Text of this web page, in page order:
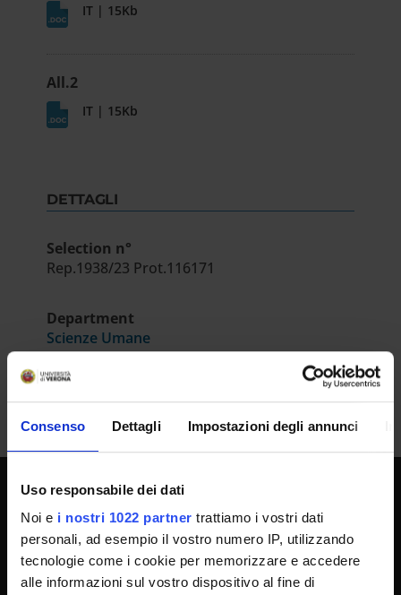
Consenso Dettagli Impostazioni degli annunci
Uso responsabile dei dati
Noi e i nostri 1022 partner trattiamo i vostri dati
personali, ad esempio il vostro numero IP, utilizzando
tecnologie come i cookie per memorizzare e accedere
alle informazioni sul vostro dispositivo al fine di
IT | 15Kb
All.2
IT | 15Kb
DETTAGLI
Selection n°
Rep.1938/23 Prot.116171
Department
Scienze Umane
UNIVERSITY SERVICES
Transparency